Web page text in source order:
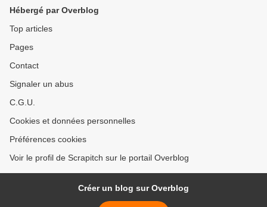
Hébergé par Overblog
Top articles
Pages
Contact
Signaler un abus
C.G.U.
Cookies et données personnelles
Préférences cookies
Voir le profil de Scrapitch sur le portail Overblog
Créer un blog sur Overblog